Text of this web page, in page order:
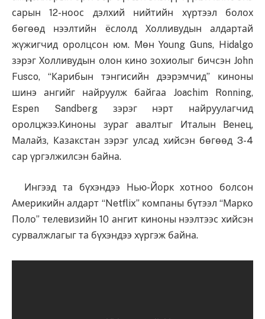
сарын 12-ноос дэлхий нийтийн хүртээл болох
бөгөөд нээлтийн ёслолд Холливудын алдартай
жүжигчид оролцсон юм. Мөн Young Guns, Hidalgo
зэрэг Холливудын олон кино зохиолыг бичсэн John
Fusco, “Карибын тэнгисийн дээрэмчид” киноны
шинэ ангийг найруулж байгаа Joachim Ronning,
Espen Sandberg зэрэг нэрт найруулагчид
оролцжээ.Киноны зураг авалтыг Италын Венец,
Малайз, Казакстан зэрэг улсад хийсэн бөгөөд 3-4
сар үргэлжилсэн байна.
Ингээд та бүхэндээ Нью-Йорк хотноо болсон
Америкийн алдарт “Netflix” компаны бүтээл “Марко
Поло” телевизийн 10 ангит киноны нээлтээс хийсэн
сурвалжлагыг та бүхэндээ хүргэж байна.